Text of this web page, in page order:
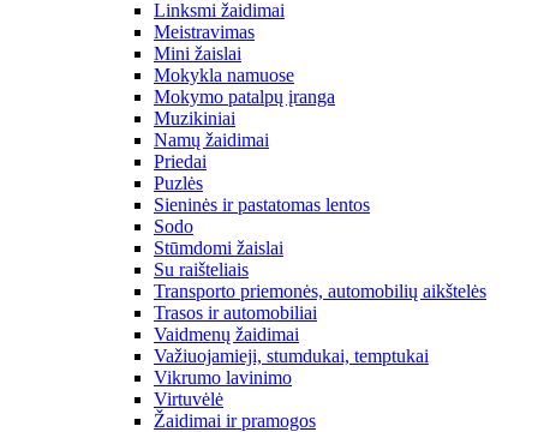
Linksmi žaidimai
Meistravimas
Mini žaislai
Mokykla namuose
Mokymo patalpų įranga
Muzikiniai
Namų žaidimai
Priedai
Puzlės
Sieninės ir pastatomas lentos
Sodo
Stūmdomi žaislai
Su raišteliais
Transporto priemonės, automobilių aikštelės
Trasos ir automobiliai
Vaidmenų žaidimai
Važiuojamieji, stumdukai, temptukai
Vikrumo lavinimo
Virtuvėlė
Žaidimai ir pramogos